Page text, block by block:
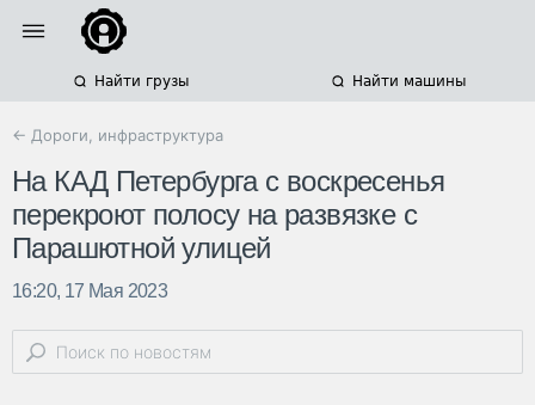
Найти грузы Найти машины
← Дороги, инфраструктура
На КАД Петербурга с воскресенья
перекроют полосу на развязке с
Парашютной улицей
16:20, 17 Мая 2023